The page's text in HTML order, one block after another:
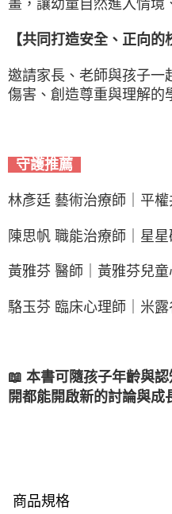
畫，讓幼童自然進入情境
【共同打造安全、正向的
邀請家長、老師與孩子一
傷害、創造尊重與理解的
守護推薦
林彥廷 藝術治療師｜平
陳思帆 職能治療師｜星
黃雅芬 醫師｜黃雅芬兒
駱玉芬 臨床心理師｜米
📖 本書可隨孩子年齡與
開都能開啟新的討論與成
商品規格